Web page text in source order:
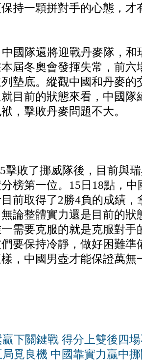
保持一顆拼對手的心態，
隊還將迎戰丹麥隊，和
屆冬奧會發揮失常，前六
墊底。縱觀中國和丹麥的
目前的狀態來看，中國隊
，擊敗丹麥問題不大。
敗了挪威隊後，目前與瑞
榜第一位。15日18點，
前取得了2勝4負的成績，
論整體實力還是目前的狀
需要克服的就是克服對手
要保持冷靜，做好困難準
，中國男壺才能保證萬無
下關鍵戰 得分上雙後四
覓良機 中國靠實力贏中